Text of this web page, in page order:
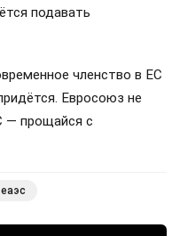
подавать
членство в ЕС
Евросоюз не
— прощайся с
еаэс